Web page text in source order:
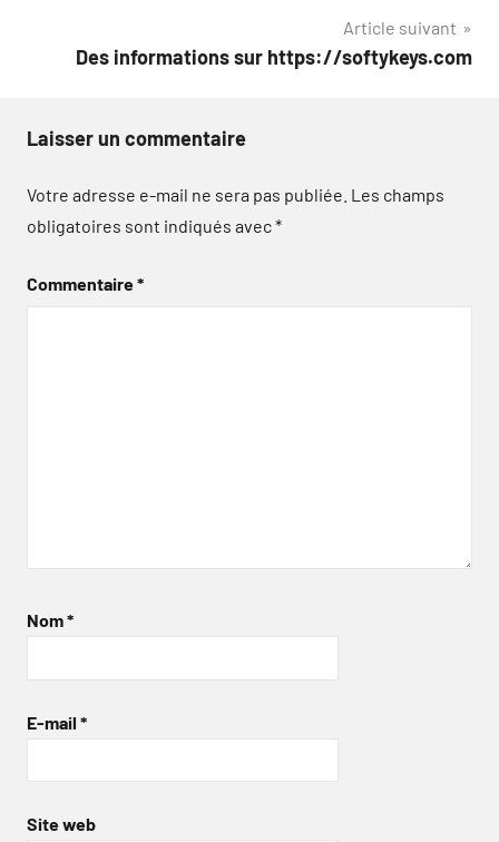
Article suivant
Des informations sur https://softykeys.com
Laisser un commentaire
Votre adresse e-mail ne sera pas publiée. Les champs
obligatoires sont indiqués avec*
Commentaire*
Nom*
E-mail *
Site web